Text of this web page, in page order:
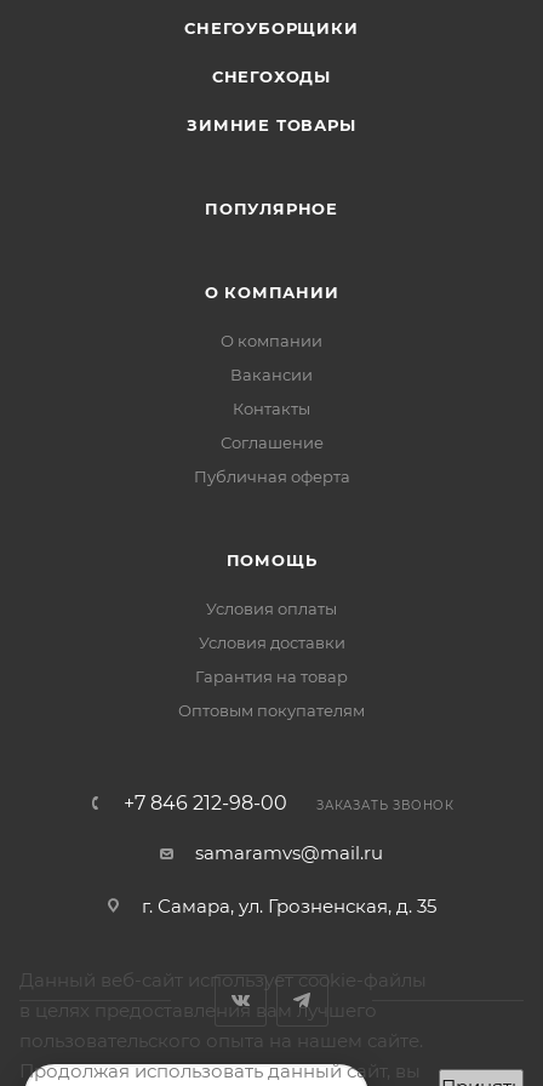
СНЕГОУБОРЩИКИ
СНЕГОХОДЫ
ЗИМНИЕ ТОВАРЫ
ПОПУЛЯРНОЕ
О КОМПАНИИ
О компании
Вакансии
Контакты
Соглашение
Публичная оферта
ПОМОЩЬ
Условия оплаты
Условия доставки
Гарантия на товар
Оптовым покупателям
+7 846 212-98-00 ЗАКАЗАТЬ ЗВОНОК
samaramvs@mail.ru
г. Самара, ул. Грозненская, д. 35
Данный веб-сайт использует cookie-файлы
в целях предоставления вам лучшего
пользовательского опыта на нашем сайте.
Продолжая использовать данный сайт, вы